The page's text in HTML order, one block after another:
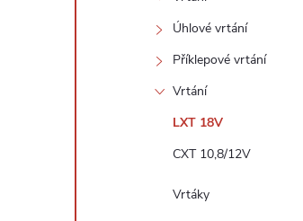
Úhlové vrtání
Příklepové vrtání
Vrtání
LXT 18V
CXT 10,8/12V
Vrtáky